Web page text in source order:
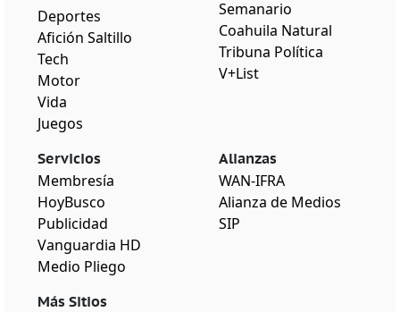
Deportes
Afición Saltillo
Tech
Motor
Vida
Juegos
Semanario
Coahuila Natural
Tribuna Política
V+List
Servicios
Membresía
HoyBusco
Publicidad
Vanguardia HD
Medio Pliego
Más Sitios
Alianzas
WAN-IFRA
Alianza de Medios
SIP